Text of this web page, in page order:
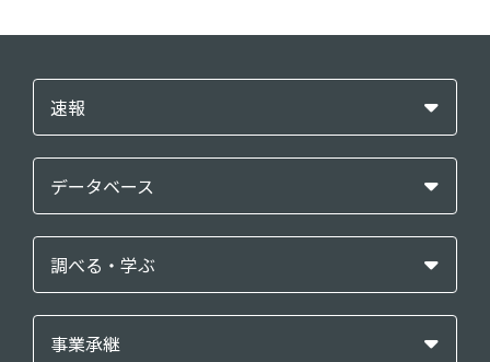
速報
データベース
調べる・学ぶ
事業承継